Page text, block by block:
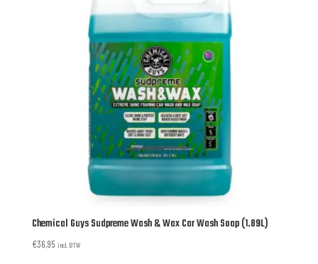
Chemical Guys Sudpreme Wash & Wax Car Wash Soap (1.89L)
€36,95 incl. BTW